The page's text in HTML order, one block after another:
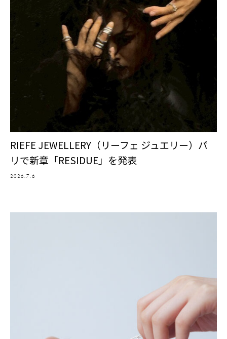
RIEFE JEWELLERY（リーフェ ジュエリー）パ
リで新章「RESIDUE」を発表
2026.7.6